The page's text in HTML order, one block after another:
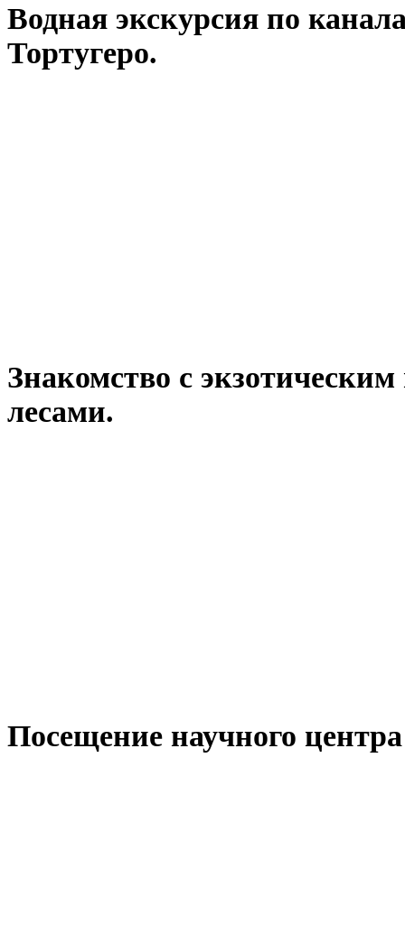
Водная экскурсия по
Тортугеро.
Знакомство с
лесами.
Посещение научного